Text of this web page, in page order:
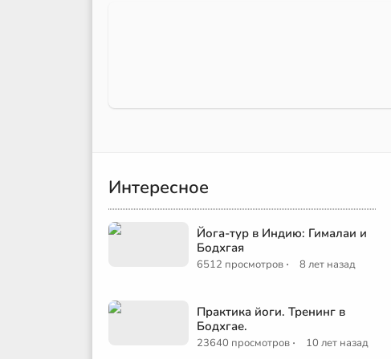
Интересное
Йога-тур в Индию: Гималаи и
Бодхгая
6512 просмотров · 8 лет назад
Практика йоги. Тренинг в
Бодхгае.
23640 просмотров · 10 лет назад